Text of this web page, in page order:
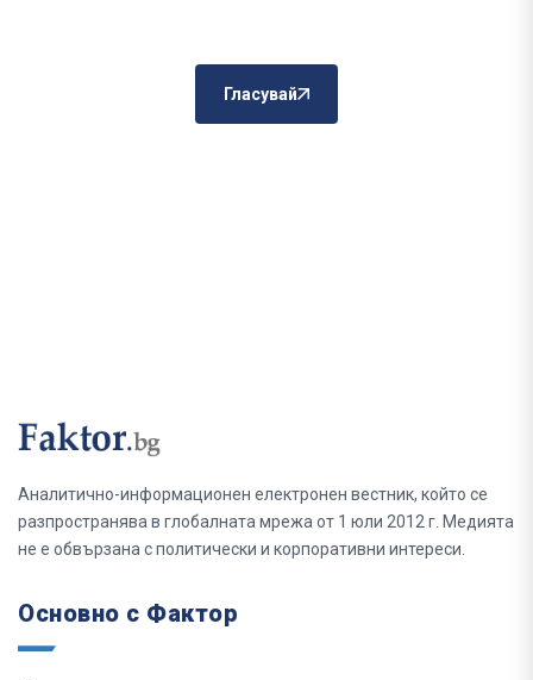
Гласувай
Аналитично-информационен електронен вестник, който се
разпространява в глобалната мрежа от 1 юли 2012 г. Медията
не е обвързана с политически и корпоративни интереси.
Основно с Фактор